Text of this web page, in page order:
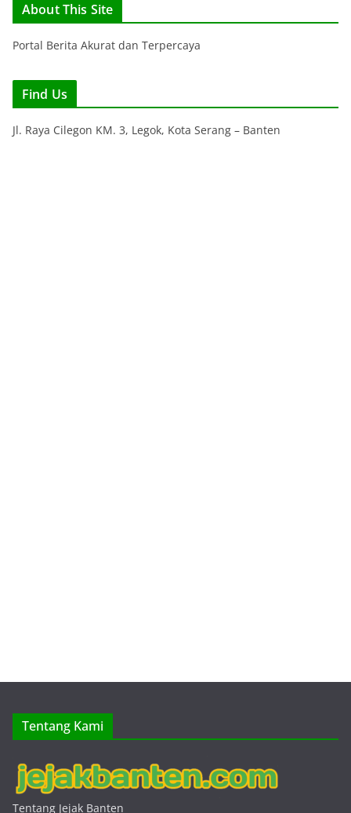
About This Site
Portal Berita Akurat dan Terpercaya
Find Us
Jl. Raya Cilegon KM. 3, Legok, Kota Serang – Banten
Tentang Kami
Tentang Jejak Banten